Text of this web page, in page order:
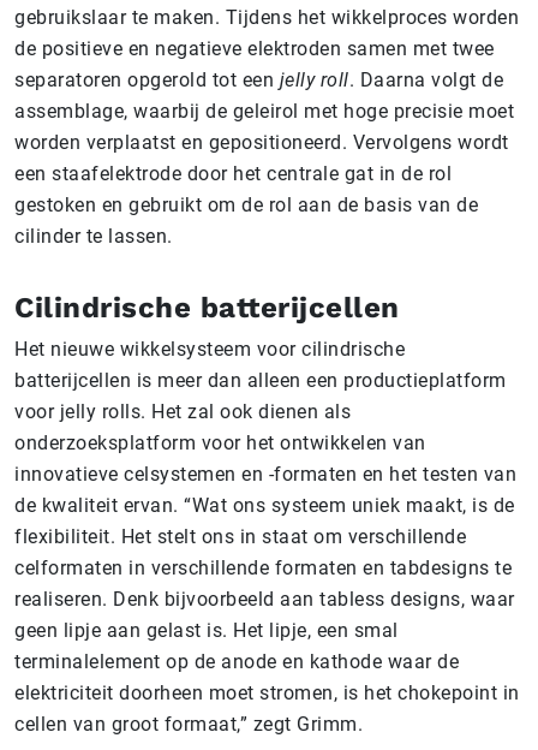
gebruikslaar te maken. Tijdens het wikkelproces worden
de positieve en negatieve elektroden samen met twee
separatoren opgerold tot een jelly roll. Daarna volgt de
assemblage, waarbij de geleirol met hoge precisie moet
worden verplaatst en gepositioneerd. Vervolgens wordt
een staafelektrode door het centrale gat in de rol
gestoken en gebruikt om de rol aan de basis van de
cilinder te lassen.
Cilindrische batterijcellen
Het nieuwe wikkelsysteem voor cilindrische
batterijcellen is meer dan alleen een productieplatform
voor jelly rolls. Het zal ook dienen als
onderzoeksplatform voor het ontwikkelen van
innovatieve celsystemen en -formaten en het testen van
de kwaliteit ervan. “Wat ons systeem uniek maakt, is de
flexibiliteit. Het stelt ons in staat om verschillende
celformaten in verschillende formaten en tabdesigns te
realiseren. Denk bijvoorbeeld aan tabless designs, waar
geen lipje aan gelast is. Het lipje, een smal
terminalelement op de anode en kathode waar de
elektriciteit doorheen moet stromen, is het chokepoint in
cellen van groot formaat,” zegt Grimm.